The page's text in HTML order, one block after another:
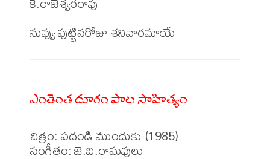
ఎంతెంత దూరం పాట సాహిత్యం
చిత్రం: పదండి ముందుకు (1985)
సంగీతం: జె.వి.రాఘవులు